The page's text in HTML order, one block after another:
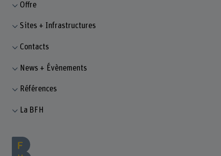
Offre
Sites + Infrastructures
Contacts
News + Évènements
Références
La BFH